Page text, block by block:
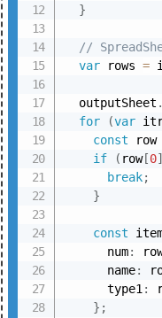
}
//
var rows =
  outputSheet
for
(var
const
if
( row[0]
break;
}
const
      num
:
      name
:
      type1
:
} ;